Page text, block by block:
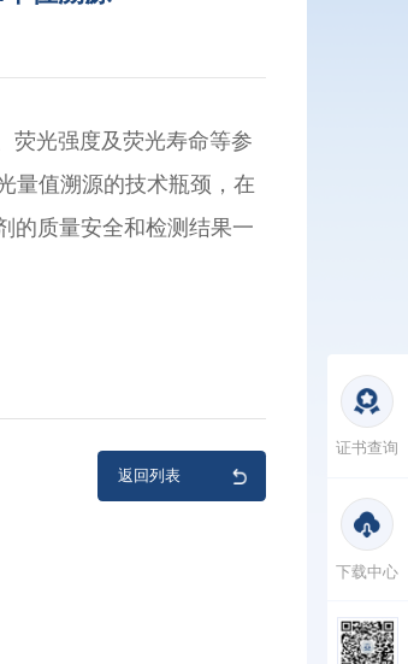
荧光强度及荧光寿命等参
量值溯源的技术瓶颈，在
的质量安全和检测结果一
返回列表
证书查询
下载中心